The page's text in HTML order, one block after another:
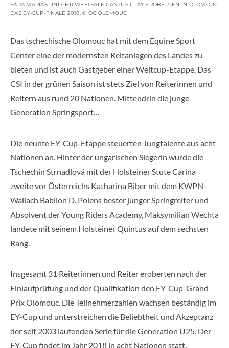
SÁRA MÁRIÁS UND IHR WESTFALE CANTUS CLAY EROBERTEN IN OLOMOUC
DAS EY-CUP-FINALE 2018. © OC OLOMOUC
Das tschechische Olomouc hat mit dem Equine Sport
Center eine der modernsten Reitanlagen des Landes zu
bieten und ist auch Gastgeber einer Weltcup-Etappe. Das
CSI in der grünen Saison ist stets Ziel von Reiterinnen und
Reitern aus rund 20 Nationen. Mittendrin die junge
Generation Springsport…
Die neunte EY-Cup-Etappe steuerten Jungtalente aus acht
Nationen an. Hinter der ungarischen Siegerin wurde die
Tschechin Strnadlová mit der Holsteiner Stute Carina
zweite vor Österreichs Katharina Biber mit dem KWPN-
Wallach Babilon D. Polens bester junger Springreiter und
Absolvent der Young Riders Academy, Maksymilian Wechta
landete mit seinem Holsteiner Quintus auf dem sechsten
Rang.
Insgesamt 31 Reiterinnen und Reiter eroberten nach der
Einlaufprüfung und der Qualifikation den EY-Cup-Grand
Prix Olomouc. Die Teilnehmerzahlen wachsen beständig im
EY-Cup und unterstreichen die Beliebtheit und Akzeptanz
der seit 2003 laufenden Serie für die Generation U25. Der
EY-Cup findet im Jahr 2018 in acht Nationen statt.